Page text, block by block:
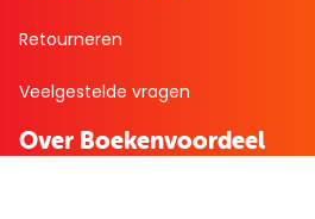
Retourneren
Veelgestelde vragen
Over Boekenvoordeel